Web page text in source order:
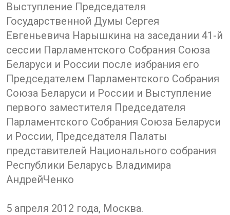
Выступление Председателя
Государственной Думы Сергея
Евгеньевича Нарышкина на заседании 41-й
сессии Парламентского Собрания Союза
Беларуси и России после избрания его
Председателем Парламентского Собрания
Союза Беларуси и России и Выступление
первого заместителя Председателя
Парламентского Собрания Союза Беларуси
и России, Председателя Палаты
представителей Национального собрания
Республики Беларусь Владимира
АндрейЧенко
5 апреля 2012 года, Москва.